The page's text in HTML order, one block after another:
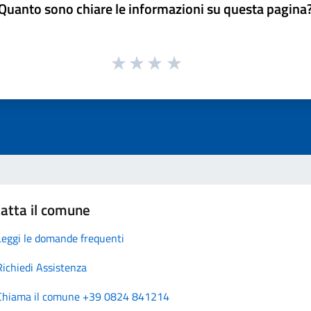
sono chiare le informazioni su questa
il comune
le domande frequenti
Assistenza
il comune +39 0824 841214